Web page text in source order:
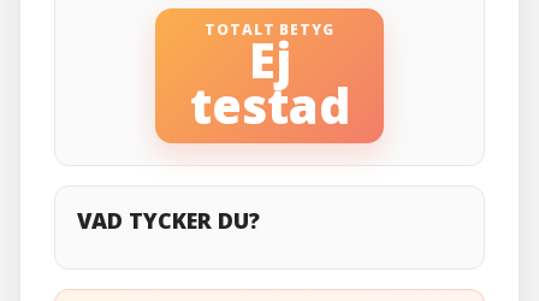
TOTALT BETYG
Ej
testad
VAD TYCKER DU?